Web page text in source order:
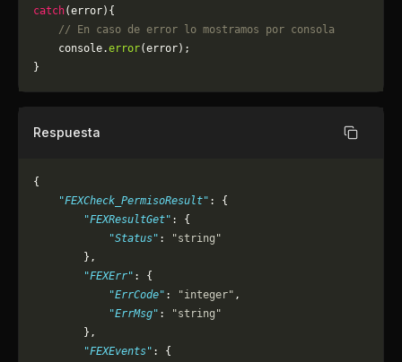
catch(error){
    // En caso de error lo mostramos por consola
	console.
error(error);
}
Respuesta Copiar
{
    "FEXCheck_PermisoResult"
: {
        "FEXResultGet"
: {
            "Status"
:
"string"
        },
        "FEXErr"
: {
            "ErrCode"
: "integer" ,
            "ErrMsg"
:
"string"
        },
        "FEXEvents"
: {